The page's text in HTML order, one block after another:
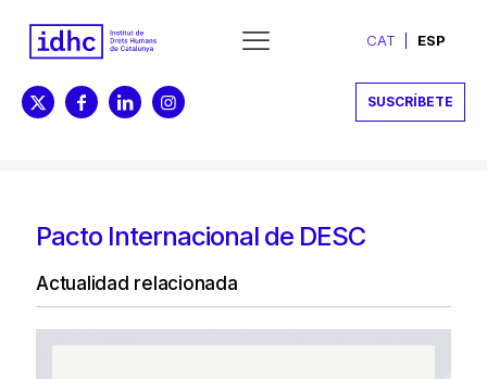
CAT ESP
SUSCRÍBETE
Pacto Internacional de DESC
Actualidad relacionada